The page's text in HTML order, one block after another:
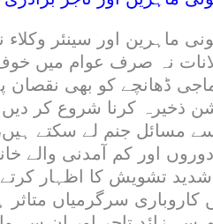
ماہرین اور سینئر
نہ صرف عوام میں
ڈھانچے کو بھی نقصان
ذخیرہ کرنا شروع کر
مسائل جنم لے سکتے
اور کم آمدنی والے
تشویش کا اظہار کرتے
کاروباری سرگرمیاں